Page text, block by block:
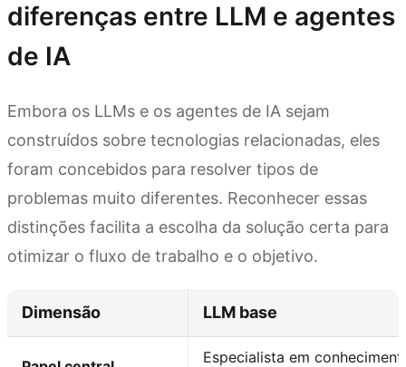
diferenças entre LLM e agentes
de IA
Embora os LLMs e os agentes de IA sejam
construídos sobre tecnologias relacionadas, eles
foram concebidos para resolver tipos de
problemas muito diferentes. Reconhecer essas
distinções facilita a escolha da solução certa para
otimizar o fluxo de trabalho e o objetivo.
Dimensão LLM base
Especialista em